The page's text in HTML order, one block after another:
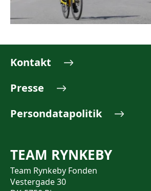
Kontakt
Presse
Persondatapolitik
TEAM RYNKEBY
Team Rynkeby Fonden
Vestergade 30